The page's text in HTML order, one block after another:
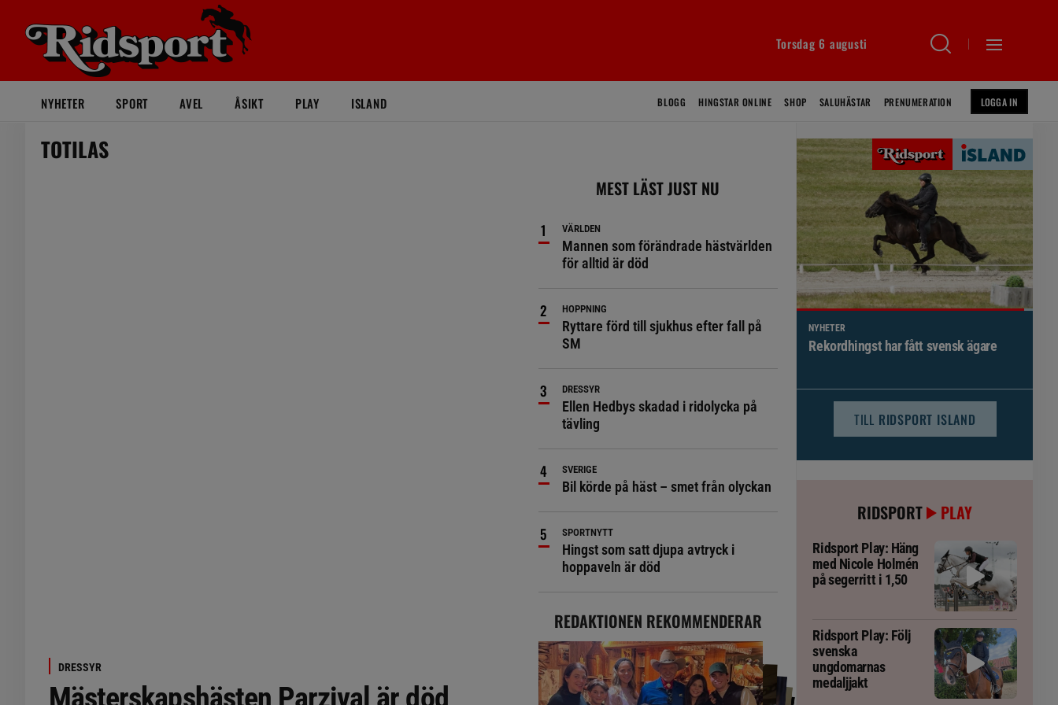
Torsdag 6 augusti
NYHETER SPORT AVEL ÅSIKT PLAY ISLAND BLOGG HINGSTAR ONLINE SHOP SALUHÄSTAR PRENUMERATION LOGGA IN
TOTILAS
DRESSYR
Mästerskapshästen Parzival är död
MEST LÄST JUST NU
VÄRLDEN
Mannen som förändrade hästvärlden
för alltid är död
HOPPNING
Ryttare förd till sjukhus efter fall på
SM
DRESSYR
Ellen Hedbys skadad i ridolycka på
tävling
SVERIGE
Bil körde på häst – smet från olyckan
SPORTNYTT
Hingst som satt djupa avtryck i
hoppaveln är död
REDAKTIONEN REKOMMENDERAR
NYHETER
Brett politiskt stöd för förändringar i
TILL RIDSPORT ISLAND
RIDSPORT PLAY
Ridsport Play: Häng
med Nicole Holmén
på segerritt i 1,50
Ridsport Play: Följ
svenska
ungdomarnas
medaljjakt